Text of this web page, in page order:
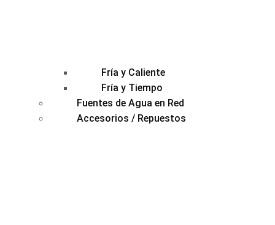
Fría y Caliente
Fría y Tiempo
Fuentes de Agua en Red
Accesorios / Repuestos